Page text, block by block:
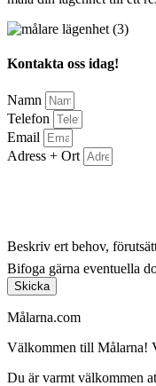
Kontakta oss idag!
Namn
Telefon
Email
Adress + Ort
Beskriv ert behov,
Bifoga gärna eventuella
Skicka
Målarna.com
Välkommen till Målarna!
Du är varmt välkommen